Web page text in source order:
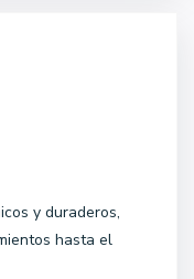
y duraderos,
hasta el